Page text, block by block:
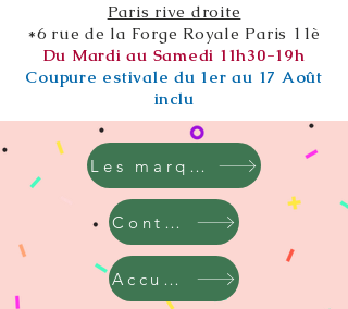
Paris rive droite
*6 rue de la Forge Royale Paris 11è
Du Mardi au Samedi 11h30-19h
Coupure estivale du 1er au 17 Août
inclu
Les marques
Contact
Accueil